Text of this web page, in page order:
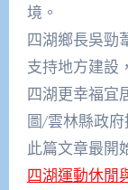
境。
四湖鄉長吳勁
支持地方建設
四湖更幸福宜
圖/雲林縣政
此篇文章最開
四湖運動休